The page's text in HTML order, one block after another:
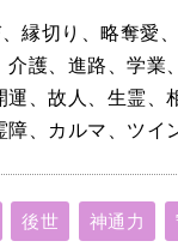
縁切り、略奪愛
護、進路、学業
、故人、生霊、
、カルマ、ツイ
後世 神通力